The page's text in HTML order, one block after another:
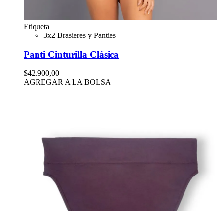
Etiqueta
3x2 Brasieres y Panties
Panti Cinturilla Clásica
$42.900,00
AGREGAR A LA BOLSA